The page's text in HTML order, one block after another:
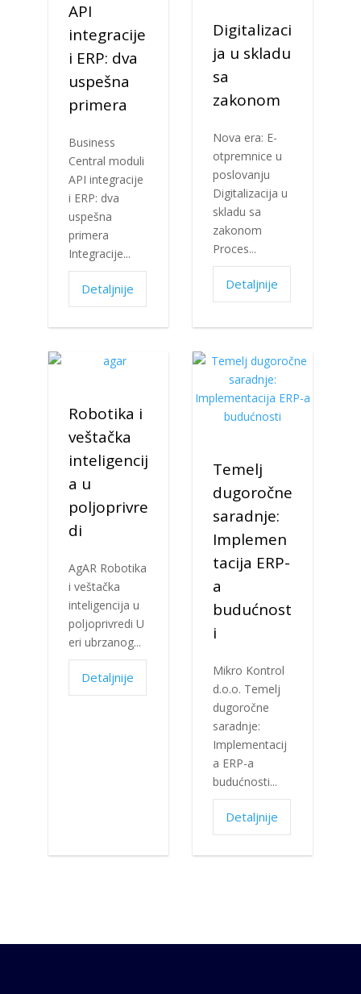
API
integracije
i ERP: dva
uspešna
primera
Business
Central moduli
API integracije
i ERP: dva
uspešna
primera
Integracije...
Detaljnije
Digitalizaci
ja u skladu
sa
zakonom
Nova era: E-
otpremnice u
poslovanju
Digitalizacija u
skladu sa
zakonom
Proces...
Detaljnije
Robotika i
veštačka
inteligencij
a u
poljoprivre
di
AgAR Robotika
i veštačka
inteligencija u
poljoprivredi U
eri ubrzanog...
Detaljnije
Temelj
dugoročne
saradnje:
Implemen
tacija ERP-
a
budućnost
i
Mikro Kontrol
d.o.o. Temelj
dugoročne
saradnje:
Implementacij
a ERP-a
budućnosti...
Detaljnije